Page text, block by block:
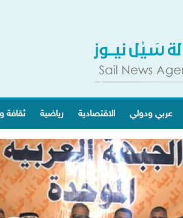
عربي ودولي الاقتصادية رياضية ثقافة